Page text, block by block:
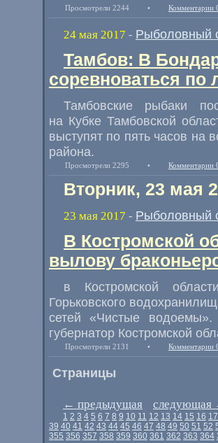
Просмотрели 2244 • Комментарии
24 мая 2017 - Рыболовный
Тамбов: В
соревноваться по
Тамбовские рыбаки
на Кубке Тамбовской
выступят по пять часов на
района.
Просмотрели 2295 • Комментарии
Вторник, 23 мая
23 мая 2017 - Рыболовный
В Костромской
вылову
в Костромской
Горьковского
сетей
«Чистые водоемы».
губернатор Костромской
Просмотрели 2131 • Комментарии
Страницы
← предыдущая следующая
1 2 3 4 5 6 7 8 9 10 11 12 13 14 15 16 17
39 40 41 42 43 44 45 46 47 48 49 50 51 52
355 356 357 358 359 360 361 362 363 364